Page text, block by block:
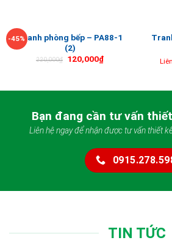
-45%Tranh phòng bếp – PA88-1
(2)
220,000₫ 120,000₫
Bạn đang cần tư vấn
Liên hệ ngay để nhận được tư vấn thiết
TIN TỨC